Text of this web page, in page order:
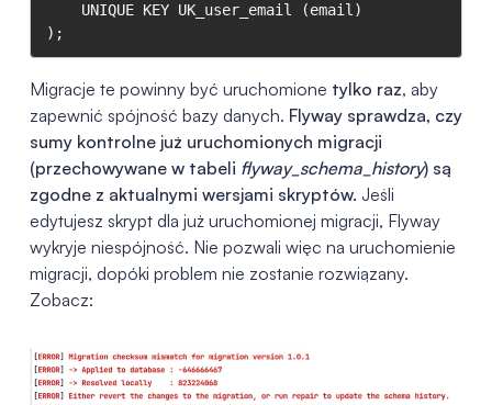
);
Migracje te powinny być uruchomione tylko raz, aby
zapewnić spójność bazy danych. Flyway sprawdza, czy
sumy kontrolne już uruchomionych migracji
(przechowywane w tabeli flyway_schema_history) są
zgodne z aktualnymi wersjami skryptów. Jeśli
edytujesz skrypt dla już uruchomionej migracji, Flyway
wykryje niespójność. Nie pozwali więc na uruchomienie
migracji, dopóki problem nie zostanie rozwiązany.
Zobacz: